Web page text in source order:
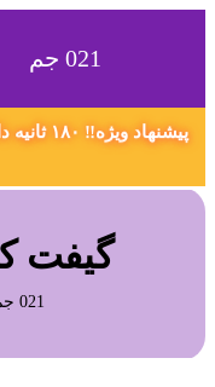
021 جم
گیفت
021 جم